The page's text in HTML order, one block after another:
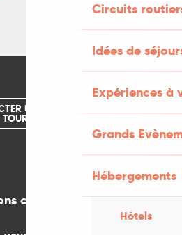
Circuits
Idées de
Expériences à
Grands
Hébergements
Hôtels
UN OFFICE DE
TOURISME
connectés